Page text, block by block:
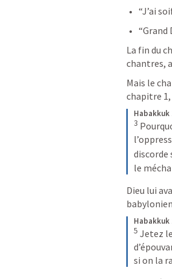
“J’ai
“Grand
La fin du
chantres,
Mais le
chapitre
Habakkuk
3
discorde
le
Dieu lui
Habakkuk
5 Jetez
si on la